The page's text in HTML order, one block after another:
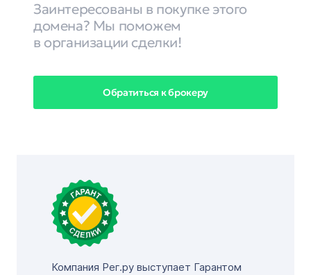
Заинтересованы в покупке этого
домена? Мы поможем
в организации сделки!
Обратиться к брокеру
Компания Рег.ру выступает Гарантом